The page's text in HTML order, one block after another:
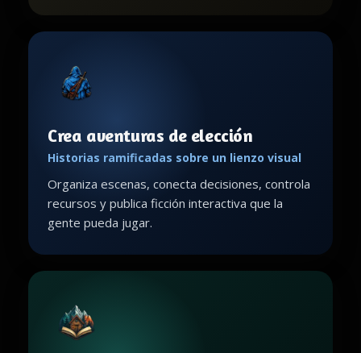
Crea aventuras de elección
Historias ramificadas sobre un lienzo visual
Organiza escenas, conecta decisiones, controla
recursos y publica ficción interactiva que la
gente pueda jugar.